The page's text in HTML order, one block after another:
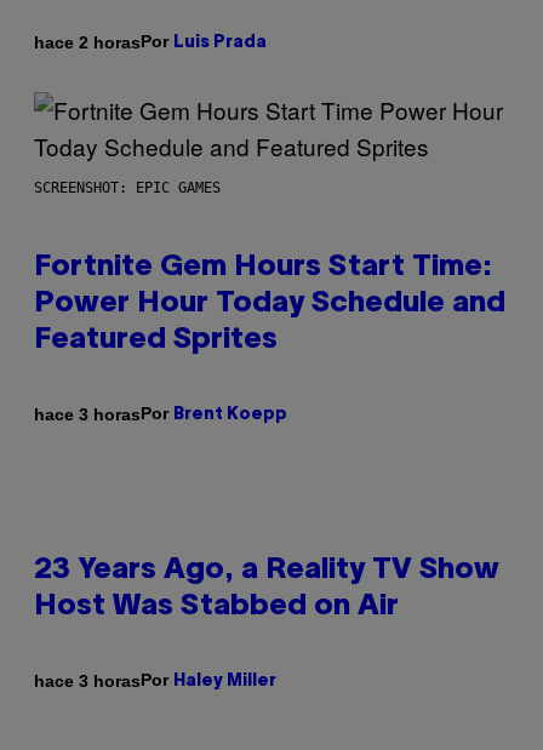
hace 2 horasPor Luis Prada
SCREENSHOT: EPIC GAMES
Fortnite Gem Hours Start Time:
Power Hour Today Schedule and
Featured Sprites
hace 3 horasPor Brent Koepp
23 Years Ago, a Reality TV Show
Host Was Stabbed on Air
hace 3 horasPor Haley Miller